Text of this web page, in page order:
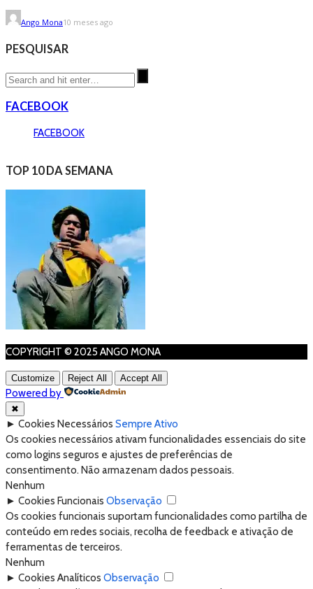
Ango Mona10 meses ago
PESQUISAR
FACEBOOK
FACEBOOK
TOP 10 DA SEMANA
COPYRIGHT © 2025 ANGO MONA
Customize Reject All Accept All
Powered by
✖
► Cookies Necessários Sempre Ativo
Os cookies necessários ativam funcionalidades essenciais do site
como logins seguros e ajustes de preferências de
consentimento. Não armazenam dados pessoais.
Nenhum
► Cookies Funcionais Observação
Os cookies funcionais suportam funcionalidades como partilha de
conteúdo em redes sociais, recolha de feedback e ativação de
ferramentas de terceiros.
Nenhum
► Cookies Analíticos Observação